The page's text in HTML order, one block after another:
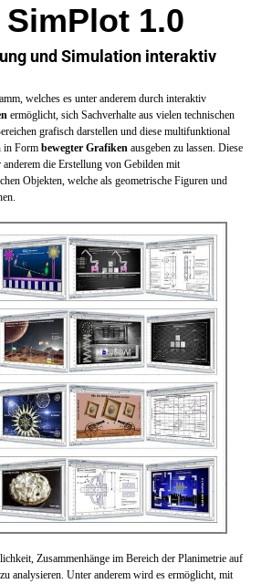
SimPlot 1.0
und Simulation interaktiv
welches es unter anderem durch interaktiv
ermöglicht, sich Sachverhalte aus vielen technischen
grafisch darstellen und diese multifunktional
in Form bewegter Grafiken ausgeben zu lassen. Diese
die Erstellung von Gebilden mit
Objekten, welche als geometrische Figuren und
Zusammenhänge im Bereich der Planimetrie auf
analysieren. Unter anderem wird es ermöglicht, mit